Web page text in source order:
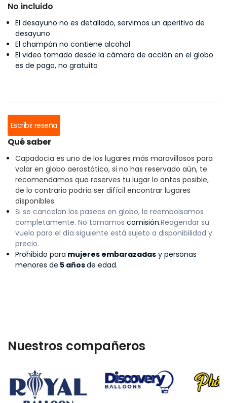
No incluido
El desayuno no es detallado, servimos un aperitivo de
desayuno
El champán no contiene alcohol
El video tomado desde la cámara de acción en el globo
es de pago, no gratuito
Escribir reseña
Qué saber
Capadocia es uno de los lugares más maravillosos para
volar en globo aerostático, si no has reservado aún, te
recomendamos que reserves tu lugar lo antes posible,
de lo contrario podría ser difícil encontrar lugares
disponibles.
Si se cancelan los paseos en globo, le reembolsamos
completamente. No tomamos comisión.Reagendar su
vuelo para el día siguiente está sujeto a disponibilidad y
precio.
Prohibido para mujeres embarazadas y personas
menores de 5 añosde edad.
Nuestros compañeros